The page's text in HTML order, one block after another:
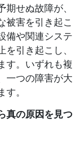
せぬ故障が、
被害を引き起こ
備や関連システ
引き起こし、
す。いずれも複
一つの障害が大
。
真の原因を見つ